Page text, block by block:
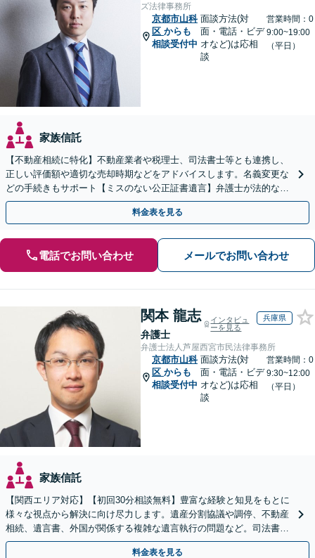
ズ法律事務所
京都市山科
区 からも
相談受付中
面談方法(対
面・電話・ビデ
オなど)は応相
談
営業時間：0
9:00~19:00
（平日）
家族信託
【不動産相続に特化】不動産業者や税理士、司法書士等とも連携し、
正しい評価額や適切な売却時期などをアドバイスします。名義変更な
どの手続きもサポート【ミスのない公正証書遺言】弁護士が法的な観
点から遺言書を作成します。
料金表を見る
電話でお問い合わせ メールでお問い合わせ
関本 龍志
弁護士
インタビュ
ーを見る
兵庫県
弁護士法人芦屋西宮市民法律事務所
京都市山科
区 からも
相談受付中
面談方法(対
面・電話・ビデ
オなど)は応相
談
営業時間：0
9:30~12:00
（平日）
家族信託
【関西エリア対応】【初回30分相談無料】豊富な経験と知見をもとに
様々な視点から解決に向け尽力します。遺産分割協議や調停、不動産
相続、遺言書、外国が関係する複雑な遺言執行の問題など。司法書士
や税理士とも連携し、円滑な解決を【オンライン面談可】
料金表を見る